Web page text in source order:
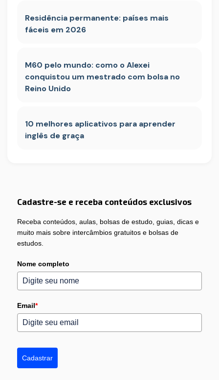
Residência permanente: países mais
fáceis em 2026
M60 pelo mundo: como o Alexei
conquistou um mestrado com bolsa no
Reino Unido
10 melhores aplicativos para aprender
inglês de graça
Cadastre-se e receba conteúdos exclusivos
Receba conteúdos, aulas, bolsas de estudo, guias, dicas e
muito mais sobre intercâmbios gratuitos e bolsas de
estudos.
Nome completo
Email*
Cadastrar